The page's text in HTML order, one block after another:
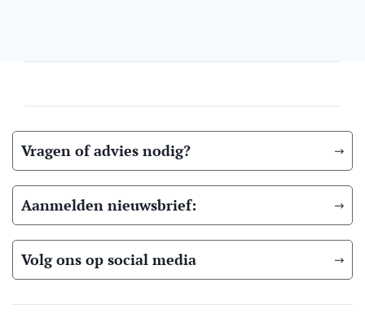
Vragen of advies nodig?
Aanmelden nieuwsbrief:
Volg ons op social media